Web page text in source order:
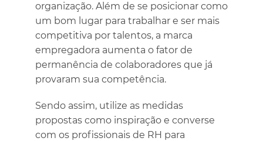
organização. Além de se posicionar como
um bom lugar para trabalhar e ser mais
competitiva por talentos, a marca
empregadora aumenta o fator de
permanência de colaboradores que já
provaram sua competência.
Sendo assim, utilize as medidas
propostas como inspiração e converse
com os profissionais de RH para